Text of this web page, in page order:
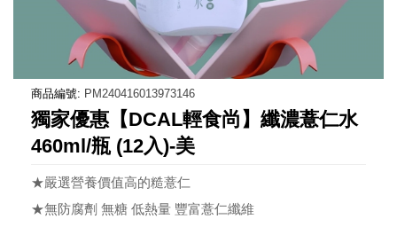
商品編號: PM240416013973146
獨家優惠【DCAL輕食尚】纖濃薏仁水
460ml/瓶 (12入)-美
★嚴選營養價值高的糙薏仁
★無防腐劑 無糖 低熱量 豐富薏仁纖維